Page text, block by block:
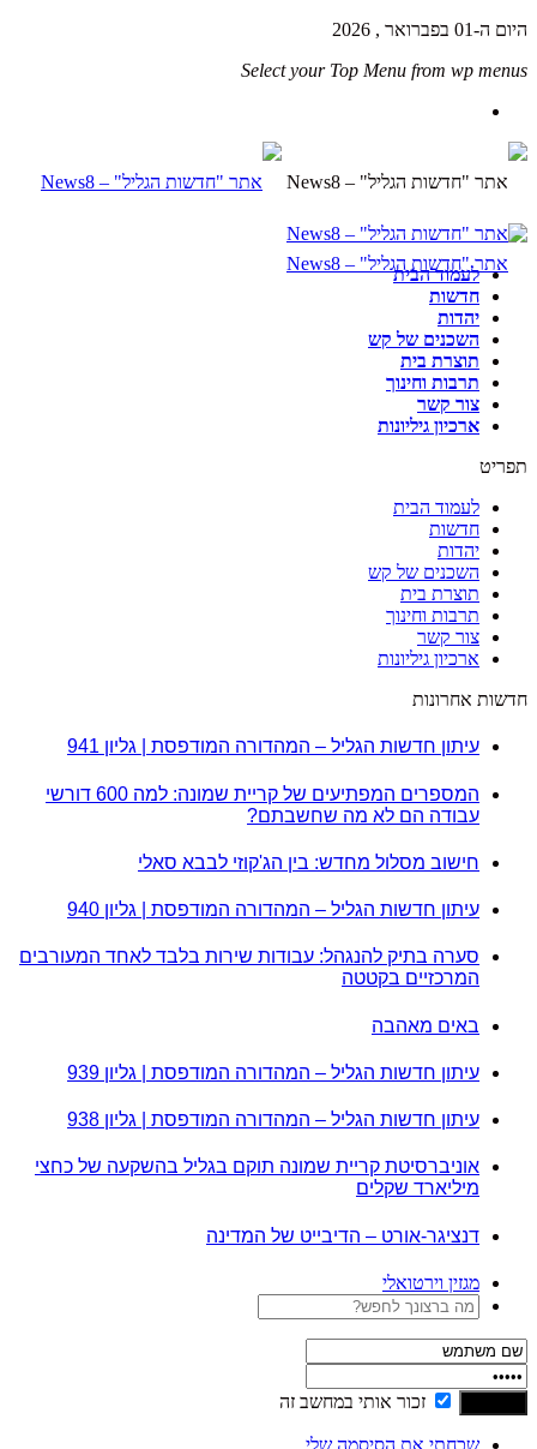
היום ה-01 בפברואר , 2026
Select your Top Menu from wp menus
לעמוד הבית
חדשות
יהדות
השכנים של קש
תוצרת בית
תרבות וחינוך
צור קשר
ארכיון גיליונות
תפריט
לעמוד הבית
חדשות
יהדות
השכנים של קש
תוצרת בית
תרבות וחינוך
צור קשר
ארכיון גיליונות
חדשות אחרונות
עיתון חדשות הגליל – המהדורה המודפסת | גליון 941
המספרים המפתיעים של קריית שמונה: למה 600 דורשי
עבודה הם לא מה שחשבתם?
חישוב מסלול מחדש: בין הג'קוזי לבבא סאלי
עיתון חדשות הגליל – המהדורה המודפסת | גליון 940
סערה בתיק להנגהל: עבודות שירות בלבד לאחד המעורבים
המרכזיים בקטטה
באים מאהבה
עיתון חדשות הגליל – המהדורה המודפסת | גליון 939
עיתון חדשות הגליל – המהדורה המודפסת | גליון 938
אוניברסיטת קריית שמונה תוקם בגליל בהשקעה של כחצי
מיליארד שקלים
דנציגר-אורט – הדיבייט של המדינה
מגזין וירטואלי
זכור אותי במחשב זה
שכחתי את הסיסמה שלי